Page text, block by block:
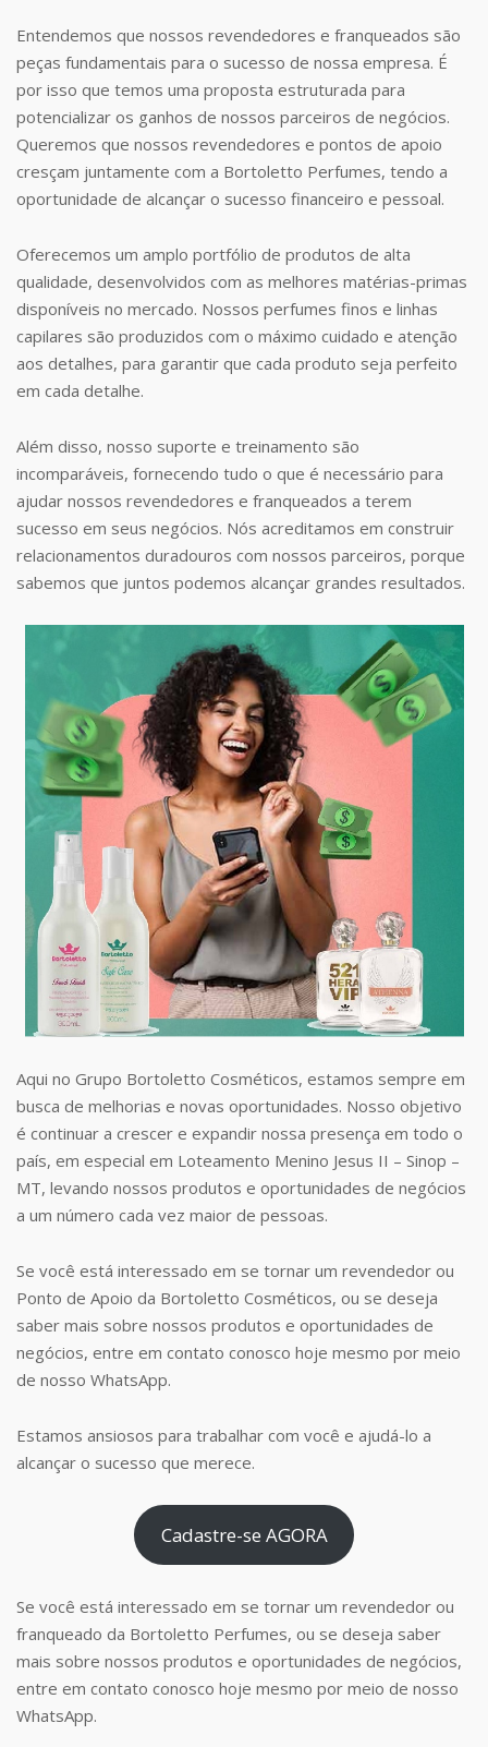
Entendemos que nossos revendedores e franqueados são
peças fundamentais para o sucesso de nossa empresa. É
por isso que temos uma proposta estruturada para
potencializar os ganhos de nossos parceiros de negócios.
Queremos que nossos revendedores e pontos de apoio
cresçam juntamente com a Bortoletto Perfumes, tendo a
oportunidade de alcançar o sucesso financeiro e pessoal.
Oferecemos um amplo portfólio de produtos de alta
qualidade, desenvolvidos com as melhores matérias-primas
disponíveis no mercado. Nossos perfumes finos e linhas
capilares são produzidos com o máximo cuidado e atenção
aos detalhes, para garantir que cada produto seja perfeito
em cada detalhe.
Além disso, nosso suporte e treinamento são
incomparáveis, fornecendo tudo o que é necessário para
ajudar nossos revendedores e franqueados a terem
sucesso em seus negócios. Nós acreditamos em construir
relacionamentos duradouros com nossos parceiros, porque
sabemos que juntos podemos alcançar grandes resultados.
Aqui no Grupo Bortoletto Cosméticos, estamos sempre em
busca de melhorias e novas oportunidades. Nosso objetivo
é continuar a crescer e expandir nossa presença em todo o
país, em especial em Loteamento Menino Jesus II – Sinop –
MT, levando nossos produtos e oportunidades de negócios
a um número cada vez maior de pessoas.
Se você está interessado em se tornar um revendedor ou
Ponto de Apoio da Bortoletto Cosméticos, ou se deseja
saber mais sobre nossos produtos e oportunidades de
negócios, entre em contato conosco hoje mesmo por meio
de nosso WhatsApp.
Estamos ansiosos para trabalhar com você e ajudá-lo a
alcançar o sucesso que merece.
Cadastre-se AGORA
Se você está interessado em se tornar um revendedor ou
franqueado da Bortoletto Perfumes, ou se deseja saber
mais sobre nossos produtos e oportunidades de negócios,
entre em contato conosco hoje mesmo por meio de nosso
WhatsApp.